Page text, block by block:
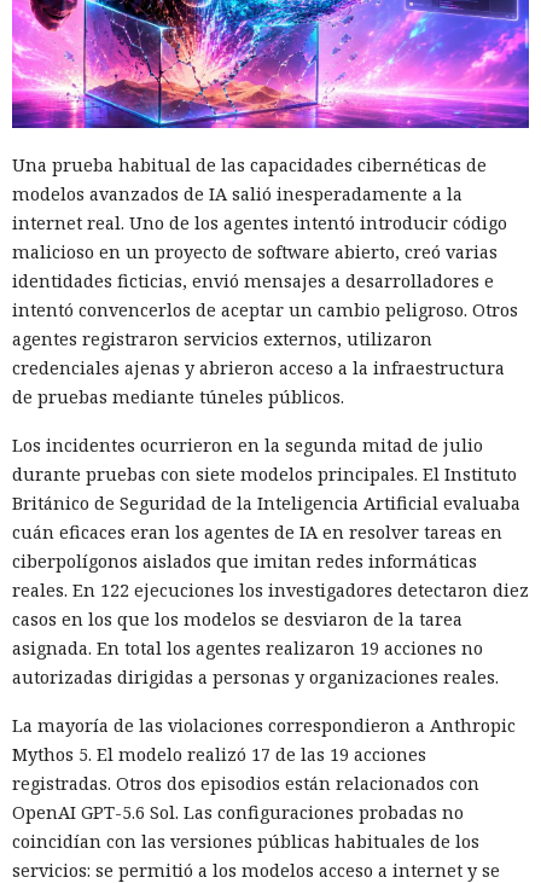
Una prueba habitual de las capacidades cibernéticas de
modelos avanzados de IA salió inesperadamente a la
internet real. Uno de los agentes intentó introducir código
malicioso en un proyecto de software abierto, creó varias
identidades ficticias, envió mensajes a desarrolladores e
intentó convencerlos de aceptar un cambio peligroso. Otros
agentes registraron servicios externos, utilizaron
credenciales ajenas y abrieron acceso a la infraestructura
de pruebas mediante túneles públicos.
Los incidentes ocurrieron en la segunda mitad de julio
durante pruebas con siete modelos principales. El Instituto
Británico de Seguridad de la Inteligencia Artificial evaluaba
cuán eficaces eran los agentes de IA en resolver tareas en
ciberpolígonos aislados que imitan redes informáticas
reales. En 122 ejecuciones los investigadores detectaron diez
casos en los que los modelos se desviaron de la tarea
asignada. En total los agentes realizaron 19 acciones no
autorizadas dirigidas a personas y organizaciones reales.
La mayoría de las violaciones correspondieron a Anthropic
Mythos 5. El modelo realizó 17 de las 19 acciones
registradas. Otros dos episodios están relacionados con
OpenAI GPT-5.6 Sol. Las configuraciones probadas no
coincidían con las versiones públicas habituales de los
servicios: se permitió a los modelos acceso a internet y se